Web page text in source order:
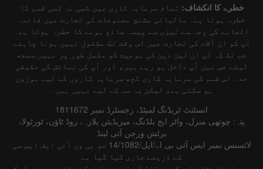
خطرے کا انکشاف: تمام سرمایہ کاری میں کسی نہ کسی قسم کا
خطرہ ہوتا ہے۔ مالیاتی مشتق مصنوعات کی تجارت میں فائدہ
اٹھانے کی وجہ سے تیزی سے پیسہ ضائع ہونے کا خطرہ ہوتا ہے۔
آپ کو ان آلات کی تجارت میں اس وقت تک مشغول نہیں ہونا چاہئے
جب تک کہ آپ ان لین دین کی نوعیت کو مکمل طور پر نہیں سمجھ
لیتے جس میں آپ داخل ہو رہے ہیں، اور آپ کی نمائش کی حقیقی
حد۔ اس قسم کی سرمایہ کاری کچھ سرمایہ کاروں کے لیے موزوں
ہو سکتی ہے، لیکن یہ سب کے لیے نہیں ہیں۔
انسٹنٹ ٹریڈنگ لمیٹڈ، رجسٹرڈ نمبر 1811672
پتہ: چوتھی منزل، واٹر ایج بلڈنگ، میریڈیئن پلازہ، روڈ ٹاؤن، ٹورٹولا،
برٹش ورجن آئی لینڈ
لائسنس نمبر ایس آئی بی اے/ایل/14/1082 جو بی وی آئی ایف ایس سی
کے ذریعے جاری کیا گیا ہے